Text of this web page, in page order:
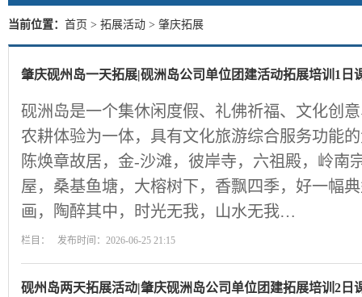
当前位置： 首页 > 拓展活动 > 肇庆拓展
肇庆砚州岛一天拓展|砚洲岛公司单位团建活动拓展培训1日
砚洲岛是一个集休闲度假、礼佛祈福、文化创
农耕体验为一体，具有文化旅游综合服务功能
陈焕章故居，金-沙滩，彼岸寺，六祖殿，岭南
屋，桑基鱼塘，大榕树下，香飘四季，好一幅
画，陶醉其中，时光无我，山水无我…
栏目： 发布时间：2026-06-25 21:15
砚州岛两天拓展活动|肇庆砚洲岛公司单位团建拓展培训2日